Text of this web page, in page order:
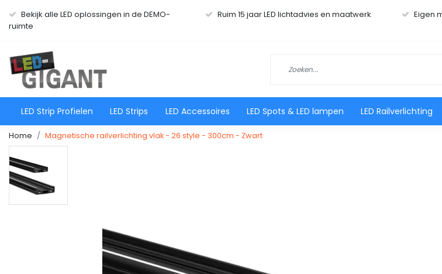
Bekijk alle LED oplossingen in de DEMO-
ruimte
Ruim 15 jaar LED lichtadvies en maatwerk Eigen
LED Strip Profielen LED Strips LED Accessoires LED Spots & LED lampen LED Railverlichting
Home Magnetische railverlichting vlak - 26 style - 300cm - Zwart